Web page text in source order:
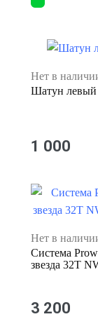
Нет в
Шатун левый
1 000
Нет в
Система
звезда 32T
3 200